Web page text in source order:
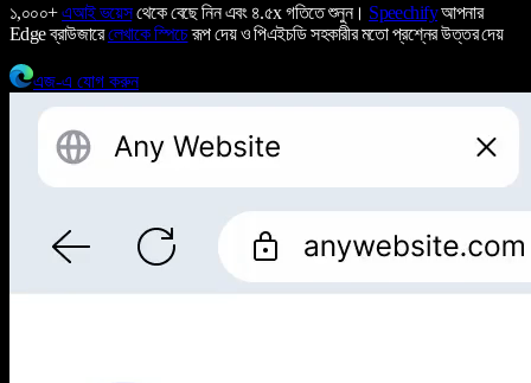
১,০০০+এআই ভয়েসথেকে বেছে নিন এবং ৪.৫x গতিতে শুনুন। Speechifyআপনার
Edge ব্রাউজারেলেখাকে স্পিচেরূপ দেয় ও পিএইচডি সহকারীর মতো প্রশ্নের উত্তর দেয়
এজ-এ যোগ করুন